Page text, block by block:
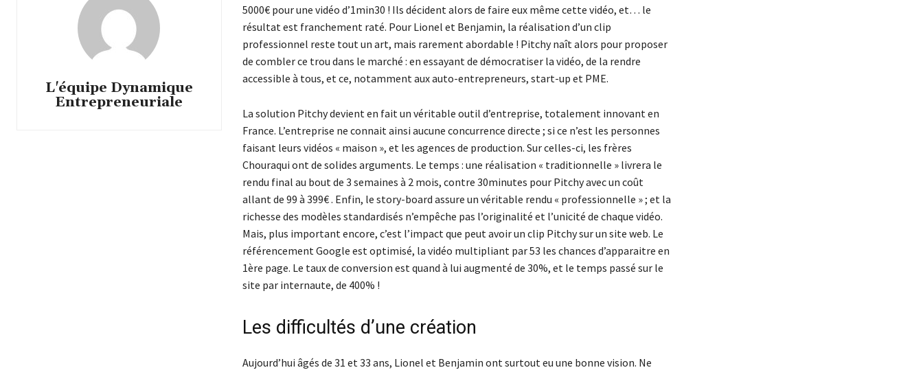
L'équipe Dynamique
Entrepreneuriale
5000€ pour une vidéo d’1min30 ! Ils décident alors de faire eux même cette vidéo, et… le
résultat est franchement raté. Pour Lionel et Benjamin, la réalisation d’un clip
professionnel reste tout un art, mais rarement abordable ! Pitchy naît alors pour proposer
de combler ce trou dans le marché : en essayant de démocratiser la vidéo, de la rendre
accessible à tous, et ce, notamment aux auto-entrepreneurs, start-up et PME.
La solution Pitchy devient en fait un véritable outil d’entreprise, totalement innovant en
France. L’entreprise ne connait ainsi aucune concurrence directe ; si ce n’est les personnes
faisant leurs vidéos « maison », et les agences de production. Sur celles-ci, les frères
Chouraqui ont de solides arguments. Le temps : une réalisation « traditionnelle » livrera le
rendu final au bout de 3 semaines à 2 mois, contre 30minutes pour Pitchy avec un coût
allant de 99 à 399€ . Enfin, le story-board assure un véritable rendu « professionnelle » ; et la
richesse des modèles standardisés n’empêche pas l’originalité et l’unicité de chaque vidéo.
Mais, plus important encore, c’est l’impact que peut avoir un clip Pitchy sur un site web. Le
référencement Google est optimisé, la vidéo multipliant par 53 les chances d’apparaitre en
1ère page. Le taux de conversion est quand à lui augmenté de 30%, et le temps passé sur le
site par internaute, de 400% !
Les difficultés d’une création
Aujourd’hui âgés de 31 et 33 ans, Lionel et Benjamin ont surtout eu une bonne vision. Ne